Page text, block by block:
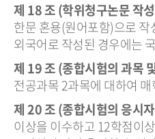
제 18 조 (학위청구논문 작
한문 혼용(원어포함)으로 작
외국어로 작성된 경우에는
제 19 조 (종합시험의 과목
전공과목 2과목에 대하여
제 20 조 (종합시험의 응시
이상을 이수하고 12학점이